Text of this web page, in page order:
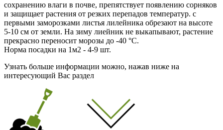
сохранению влаги в почве, препятствует появлению сорняков
и защищает растения от резких перепадов температур. с
первыми заморозками листья лилейника обрезают на высоте
5-10 см от земли. На зиму лиейник не выкапывают, растение
прекрасно переносит морозы до -40 °C.
Норма посадки на 1м2 - 4-9 шт.
Узнать больше информации можно, нажав ниже на
интересующий Вас раздел